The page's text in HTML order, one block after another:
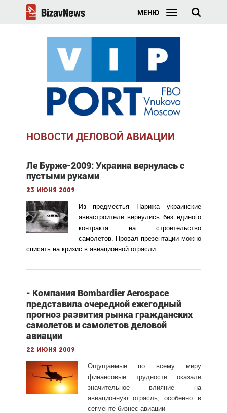
МЕНЮ
НОВОСТИ ДЕЛОВОЙ АВИАЦИИ
Ле Бурже-2009: Украина вернулась с
пустыми руками
23 июня 2009
Из предместья Парижа украинские
авиастроители вернулись без единого
контракта на строительство
самолетов. Провал презентации можно
списать на кризис в авиационной отрасли
- Компания Bombardier Aerospace
представила очередной ежегодный
прогноз развития рынка гражданских
самолетов и самолетов деловой
авиации
22 июня 2009
Ощущаемые по всему миру
финансовые трудности оказали
значительное влияние на
авиационную отрасль, особенно в
сегменте бизнес авиации